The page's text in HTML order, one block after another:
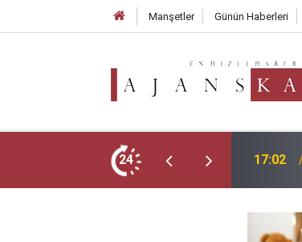
Manşetler Günün Haberleri
24
Açıkladı: Giresun 255 TL, Levant
16:12